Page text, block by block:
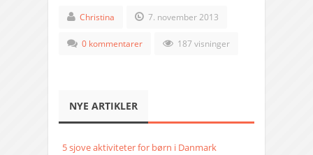
Christina 7. november 2013
0 kommentarer 187 visninger
NYE ARTIKLER
5 sjove aktiviteter for børn i Danmark